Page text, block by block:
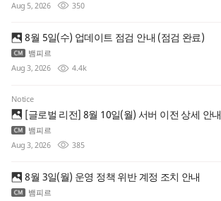
Aug 5, 2026
350
8월 5일(수) 업데이트 점검 안내 (점검 완료)
뱀피르
Aug 3, 2026
4.4k
Notice
[글로벌 리전] 8월 10일(월) 서버 이전 상세 안내
뱀피르
Aug 3, 2026
385
8월 3일(월) 운영 정책 위반 계정 조치 안내
뱀피르